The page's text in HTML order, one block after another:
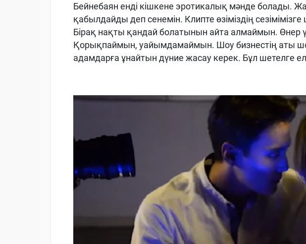
Бейнебаян енді кішкене эротикалық мәнде болады.
қабылдайды деп сенемін. Клипте өзіміздің
Бірақ нақты қандай болатынын айта алмаймын. Өнер
Қорықпаймын, уайымдамаймын. Шоу бизнестің аты
адамдарға ұнайтын дүние жасау керек. Бұл шетелге